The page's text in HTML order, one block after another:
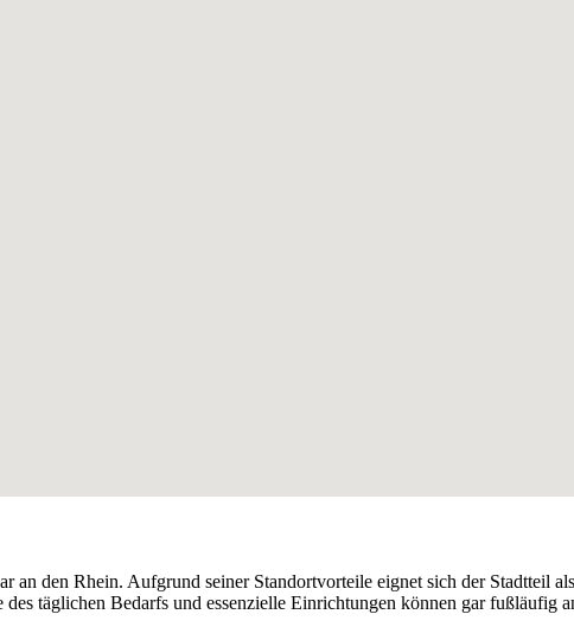
den Rhein. Aufgrund seiner Standortvorteile eignet sich der Stadtteil
täglichen Bedarfs und essenzielle Einrichtungen können gar fußläufig